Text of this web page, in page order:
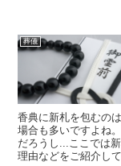
葬儀
香典に新札を包むの
場合も多いですよね
だろうし...ここでは
理由などをご紹介して